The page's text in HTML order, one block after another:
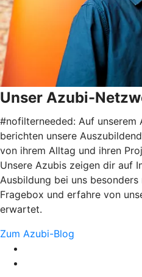
Unser Azubi-
#nofilterneeded: Auf unserem
berichten unsere
von ihrem Alltag und ihren
Unsere Azubis zeigen dir auf
Ausbildung bei uns
Fragebox und erfahre von
erwartet.
Zum Azubi-Blog